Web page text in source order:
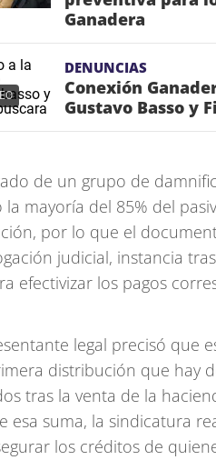
Ganadera
DENUNCIAS
Conexión
Gustavo Basso y
de un grupo de
la mayoría del 85% del
por lo que el
judicial, instancia
efectivizar los pagos
legal precisó que
distribución que hay
tras la venta de la
esa suma, la sindicatura
los créditos de